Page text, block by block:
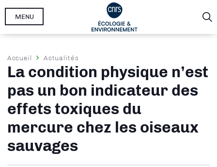
Aller
MENU
Fil
d'Ariane
Accueil Actualités
La condition physique n’est
pas un bon indicateur des
effets toxiques du
mercure chez les oiseaux
sauvages